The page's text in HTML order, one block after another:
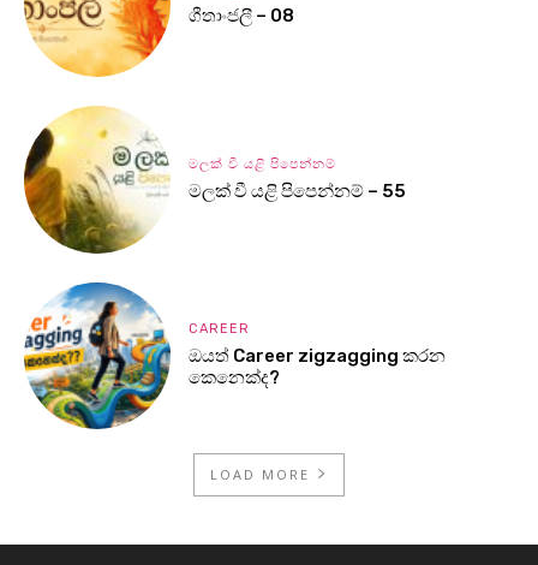
ගීතාංජලී – 08
මලක් වී යළි පිපෙන්නම්
මලක් වී යළි පිපෙන්නම් – 55
CAREER
ඔයත් Career zigzagging කරන
කෙනෙක්ද?
LOAD MORE